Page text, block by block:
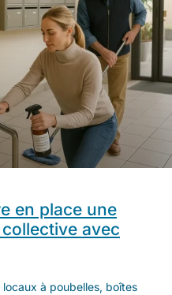
en place une
avec
locaux à poubelles, boîtes